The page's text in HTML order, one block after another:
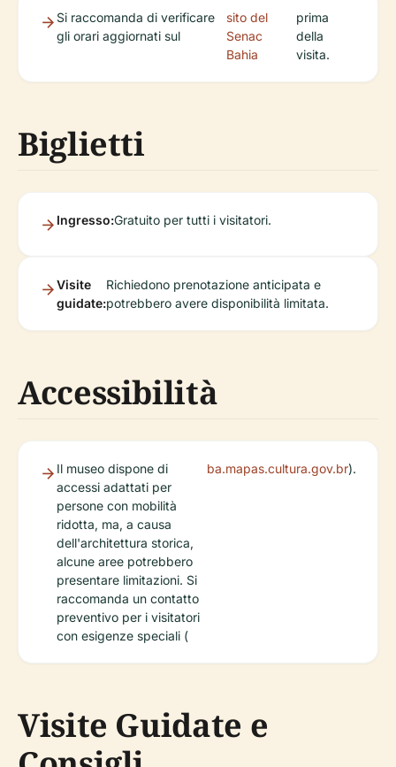
Si raccomanda di verificare
gli orari aggiornati sul
sito del
Senac
Bahia
prima
della
visita.
Biglietti
Ingresso:Gratuito per tutti i visitatori.
Visite
guidate:
Richiedono prenotazione anticipata e
potrebbero avere disponibilità limitata.
Accessibilità
Il museo dispone di
accessi adattati per
persone con mobilità
ridotta, ma, a causa
dell'architettura storica,
alcune aree potrebbero
presentare limitazioni. Si
raccomanda un contatto
preventivo per i visitatori
con esigenze speciali (
ba.mapas.cultura.gov.br).
Visite Guidate e